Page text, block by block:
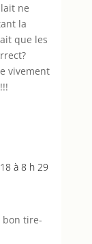
ne
la
que les
vivement
à 8 h 29
bon tire-